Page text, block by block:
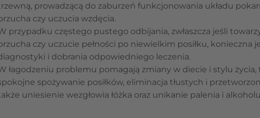
prowadzącą do zaburzeń funkcjonowania układu
czy uczucia wzdęcia.
przypadku częstego pustego odbijania, zwłaszcza jeśli
czy uczucie pełności po niewielkim posiłku, konieczna
i dobrania odpowiedniego leczenia.
łagodzeniu problemu pomagają zmiany w diecie i stylu
spożywanie posiłków, eliminacja tłustych i
uniesienie wezgłowia łóżka oraz unikanie palenia i